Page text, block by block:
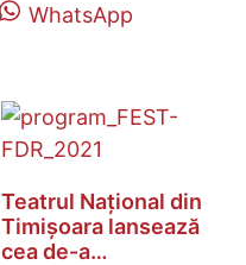
WhatsApp
Teatrul Național din
Timișoara lansează
cea de-a…